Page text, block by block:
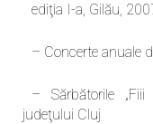
ediţia I-a, Gilău,
– Concerte anuale
– Sărbătorile
judeţului Cluj